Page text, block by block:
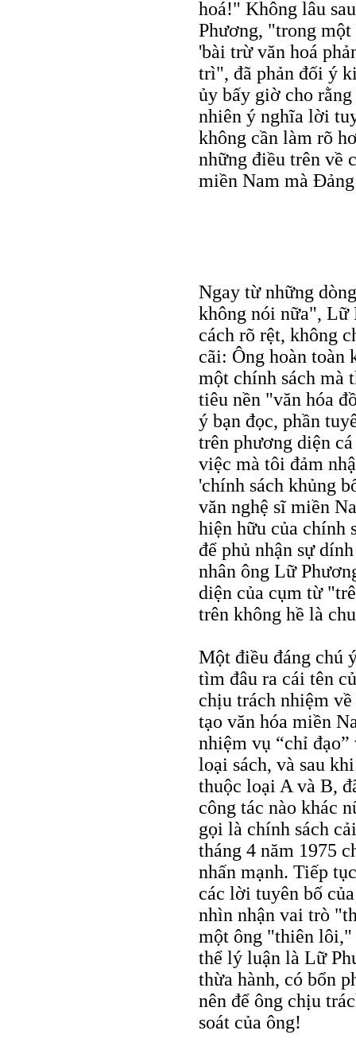
hoá!" Không lâu
Phương, "trong một
'bài trừ văn hoá
trì", đã phản đối ý
ủy bấy giờ cho
nhiên ý nghĩa lời
không cần làm rõ
những điều trên về
miền Nam mà
Ngay từ những
không nói nữa", Lữ
cách rõ rệt, không
cãi: Ông hoàn toàn
một chính sách mà
tiêu nền "văn hóa
ý bạn đọc, phần
trên phương diện
việc mà tôi đảm
'chính sách khủng
văn nghệ sĩ miền
hiện hữu của chính
để phủ nhận sự
nhân ông Lữ
diện của cụm từ
trên không hề là
Một điều đáng chú
tìm đâu ra cái tên
chịu trách nhiệm
tạo văn hóa miền
nhiệm vụ “chỉ
loại sách, và sau
thuộc loại A và B,
công tác nào khác
gọi là chính sách
tháng 4 năm 1975
nhấn mạnh. Tiếp
các lời tuyên bố
nhìn nhận vai trò
một ông "thiên lôi,"
thể lý luận là Lữ
thừa hành, có bổn
nên để ông chịu
soát của ông!